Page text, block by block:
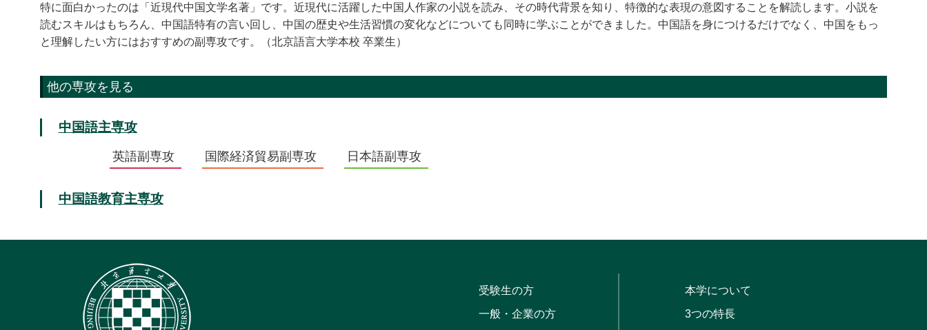
特に面白かったのは「近現代中国文学名著」です。近現代に活躍した中国人作家の小説を読み、その時代背景を知り、特徴的な表現の意図することを解読します。小説を
読むスキルはもちろん、中国語特有の言い回し、中国の歴史や生活習慣の変化などについても同時に学ぶことができました。中国語を身につけるだけでなく、中国をもっ
と理解したい方にはおすすめの副専攻です。（北京語言大学本校 卒業生）
他の専攻を見る
中国語主専攻
英語副専攻 国際経済貿易副専攻 日本語副専攻
中国語教育主専攻
受験生の方
一般・企業の方
本学について
3つの特長